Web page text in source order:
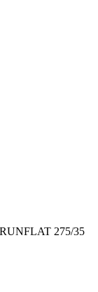
275/35